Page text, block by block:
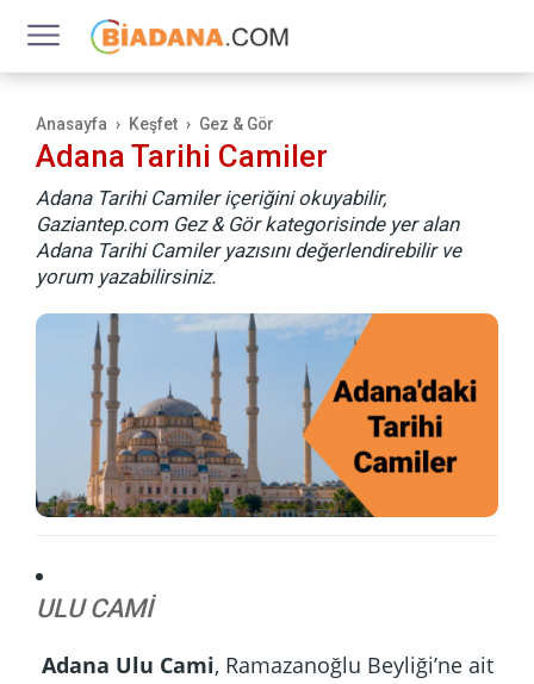
Anasayfa Keşfet Gez & Gör
Adana Tarihi Camiler
Adana Tarihi Camiler içeriğini okuyabilir,
Gaziantep.com Gez & Gör kategorisinde yer alan
Adana Tarihi Camiler yazısını değerlendirebilir ve
yorum yazabilirsiniz.
ULU CAMİ
Adana Ulu Cami, Ramazanoğlu Beyliği’ne ait